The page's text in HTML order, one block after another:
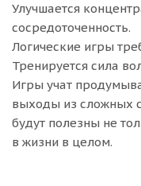
Улучшается
сосредоточенность.
Логические игры
Тренируется сила
Игры учат
выходы из сложных
будут полезны не
в жизни в целом.